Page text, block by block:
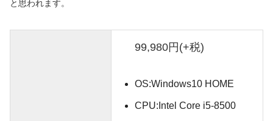
と思われます。
99,980円(+税)
OS:Windows10 HOME
CPU:Intel Core i5-8500